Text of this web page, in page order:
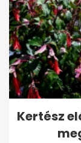
Kertész